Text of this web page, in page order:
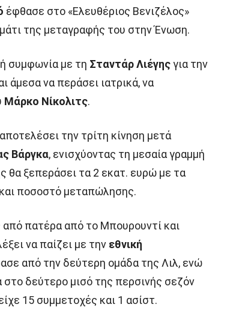
έφθασε στο «Ελευθέριος Βενιζέλος»
της μεταγραφής του στην Ένωση.
συμφωνία με τη Σταντάρ Λιέγηςγια την
άμεσα να περάσει ιατρικά, να
Μάρκο Νίκολιτς.
αποτελέσει την τρίτη κίνηση μετά
Βάργκα, ενισχύοντας τη μεσαία γραμμή
θα ξεπεράσει τα 2 εκατ. ευρώ με τα
ποσοστό μεταπώλησης.
από πατέρα από το Μπουρουντί και
να παίζει με την εθνική
από την δεύτερη ομάδα της Λιλ, ενώ
δεύτερο μισό της περσινής σεζόν
15 συμμετοχές και 1 ασίστ.